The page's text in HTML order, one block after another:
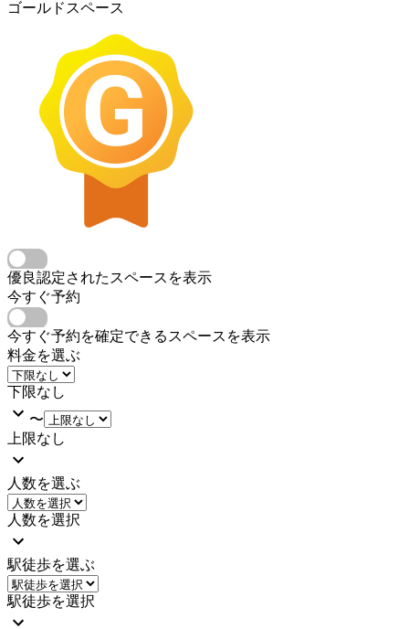
ゴールドスペース
優良認定されたスペースを表示
今すぐ予約
今すぐ予約を確定できるスペースを表示
料金を選ぶ
下限なし
〜
上限なし
人数を選ぶ
人数を選択
駅徒歩を選ぶ
駅徒歩を選択